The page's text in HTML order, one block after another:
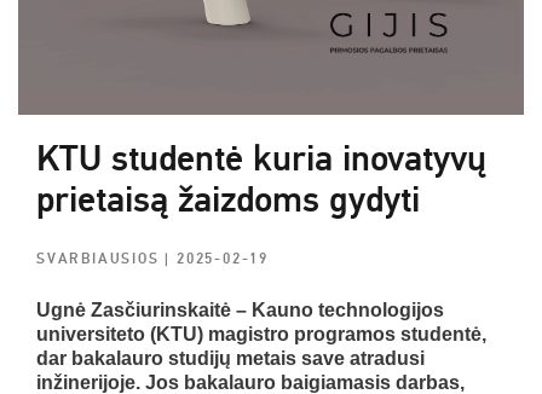
KTU studentė kuria inovatyvų
prietaisą žaizdoms gydyti
SVARBIAUSIOS| 2025-02-19
Ugnė Zasčiurinskaitė – Kauno technologijos
universiteto (KTU) magistro programos studentė,
dar bakalauro studijų metais save atradusi
inžinerijoje. Jos bakalauro baigiamasis darbas,